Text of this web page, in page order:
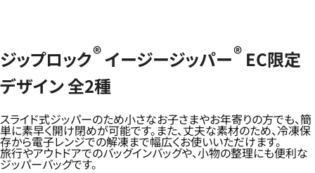
ジップロック®イージージッパー®EC限定
デザイン 全2種
スライド式ジッパーのため小さなお子さまやお年寄りの方でも、簡
単に素早く開け閉めが可能です。また、丈夫な素材のため、冷凍保
存から電子レンジでの解凍まで幅広くお使いいただけます。
旅行やアウトドアでのバッグインバッグや、小物の整理にも便利な
ジッパーバッグです。